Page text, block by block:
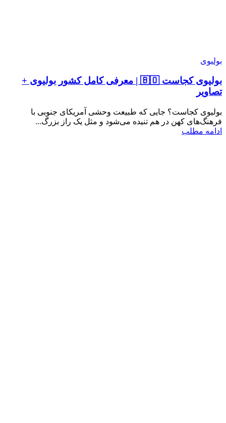
بولیوی
بولیوی کجاست 🇧🇴 | معرفی کامل کشور بولیوی +
تصاویر
بولیوی کجاست؟ جایی که طبیعت وحشی آمریکای جنوبی با
فرهنگ‌های کهن در هم تنیده می‌شود و مثل یک راز بزرگ...
ادامه مطلب